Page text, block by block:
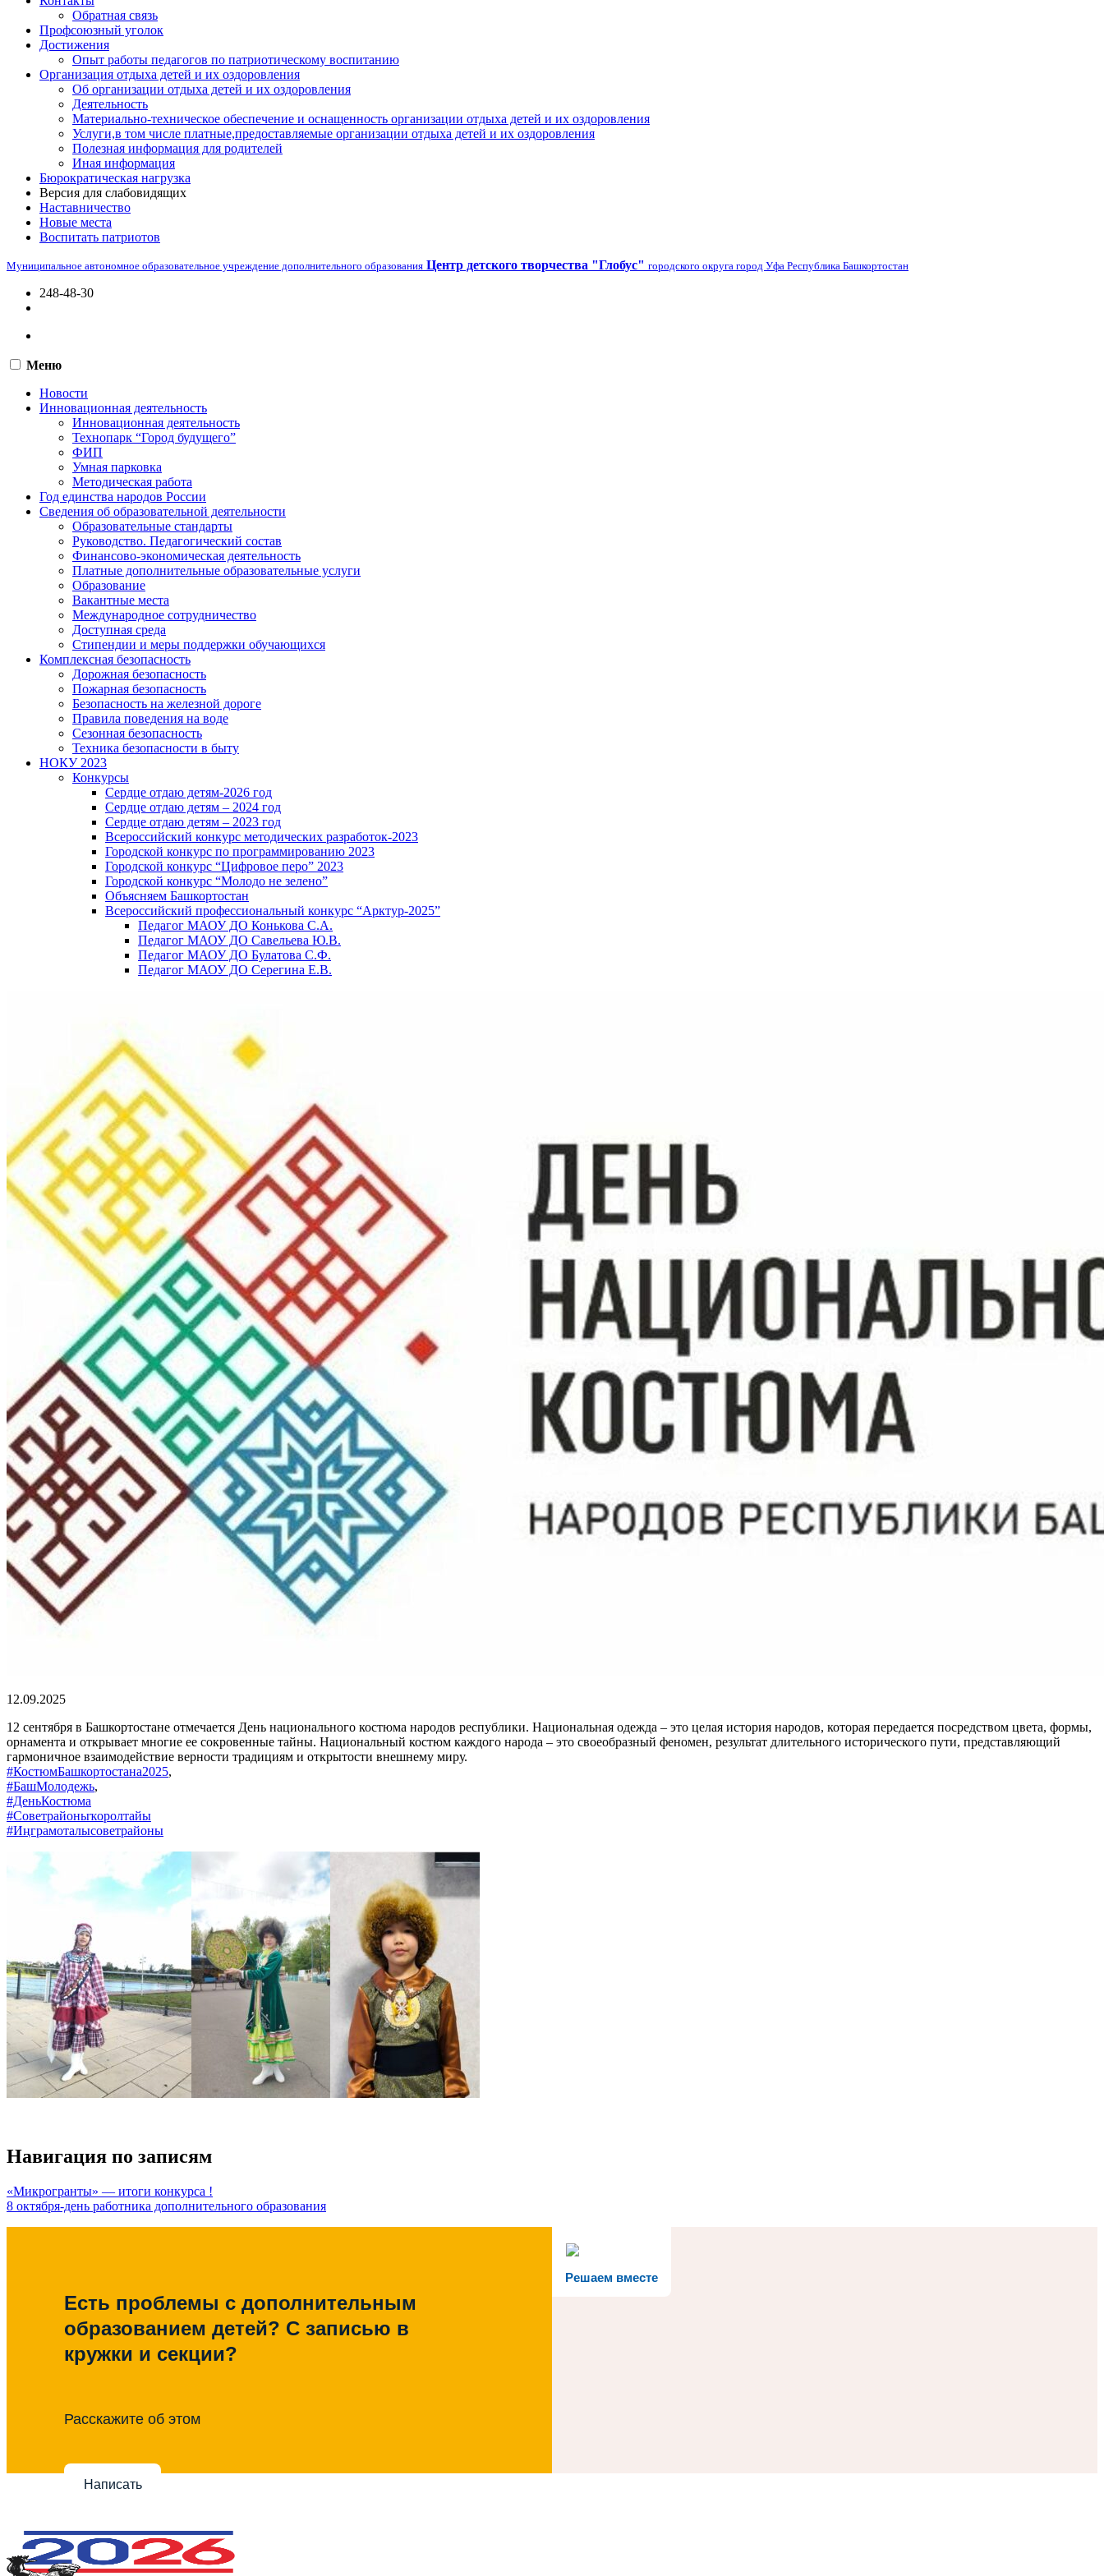
Обратная связь
Профсоюзный уголок
Достижения
Опыт работы педагогов по патриотическому воспитанию
Организация отдыха детей и их оздоровления
Об организации отдыха детей и их оздоровления
Деятельность
Материально-техническое обеспечение и оснащенность организации отдыха детей и их оздоровления
Услуги,в том числе платные,предоставляемые организации отдыха детей и их оздоровления
Полезная информация для родителей
Иная информация
Бюрократическая нагрузка
Версия для слабовидящих
Наставничество
Новые места
Воспитать патриотов
Муниципальное автономное образовательное учреждение дополнительного образования Центр детского творчества "Глобус" городского округа город Уфа Республика Башкортостан
248-48-30
Меню
Новости
Инновационная деятельность
Инновационная деятельность
Технопарк “Город будущего”
ФИП
Умная парковка
Методическая работа
Год единства народов России
Сведения об образовательной деятельности
Образовательные стандарты
Руководство. Педагогический состав
Финансово-экономическая деятельность
Платные дополнительные образовательные услуги
Образование
Вакантные места
Международное сотрудничество
Доступная среда
Стипендии и меры поддержки обучающихся
Комплексная безопасность
Дорожная безопасность
Пожарная безопасность
Безопасность на железной дороге
Правила поведения на воде
Сезонная безопасность
Техника безопасности в быту
НОКУ 2023
Конкурсы
Сердце отдаю детям-2026 год
Сердце отдаю детям – 2024 год
Сердце отдаю детям – 2023 год
Всероссийский конкурс методических разработок-2023
Городской конкурс по программированию 2023
Городской конкурс “Цифровое перо” 2023
Городской конкурс “Молодо не зелено”
Объясняем Башкортостан
Всероссийский профессиональный конкурс “Арктур-2025”
Педагог МАОУ ДО Конькова С.А.
Педагог МАОУ ДО Савельева Ю.В.
Педагог МАОУ ДО Булатова С.Ф.
Педагог МАОУ ДО Серегина Е.В.
12.09.2025
12 сентября в Башкортостане отмечается День национального костюма народов республики. Национальная одежда – это целая история народов, которая передается посредством цвета, формы,
орнамента и открывает многие ее сокровенные тайны. Национальный костюм каждого народа – это своеобразный феномен, результат длительного исторического пути, представляющий
гармоничное взаимодействие верности традициям и открытости внешнему миру.
#КостюмБашкортостана2025,
#БашМолодежь,
#ДеньКостюма
#Советрайоныҡоролтайы
#Иңграмоталысоветрайоны
Навигация по записям
«Микрогранты» — итоги конкурса !
8 октября-день работника дополнительного образования
Решаем вместе
Есть проблемы с дополнительным
образованием детей? С записью в
кружки и секции?
Расскажите об этом
Написать